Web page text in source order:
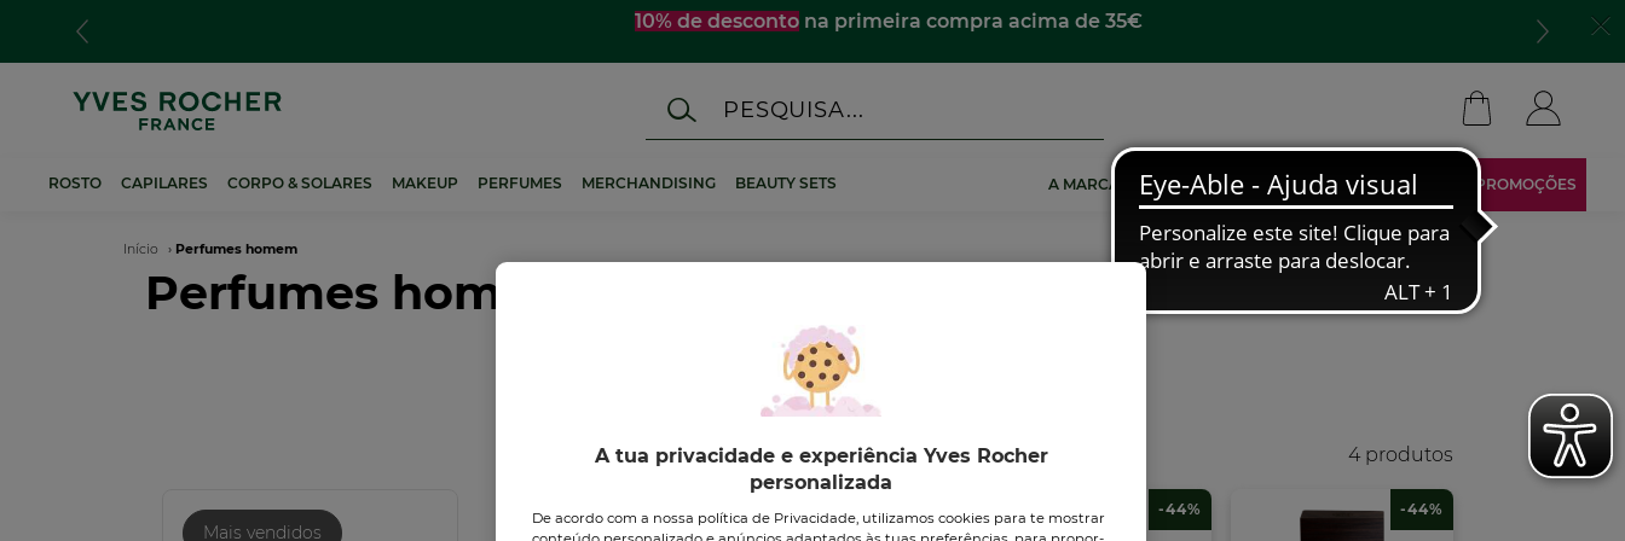
conteúdo
Descobre os essenciais de verãopara te acompanhar para todo lado​
ROSTO CAPILARES CORPO & SOLARES MAKEUP PERFUMES MERCHANDISING BEAUTY SETS A MARCA TORNA-TE AFILIADO ÁREA RESERVADA PROMOÇÕES
Navegação
estrutural
Início Perfumes homem
Perfumes homem
Mais vendidos
4 produtos
-44% -44%
A tua privacidade e experiência Yves Rocher
personalizada
De acordo com a nossa política de Privacidade, utilizamos cookies para te mostrar